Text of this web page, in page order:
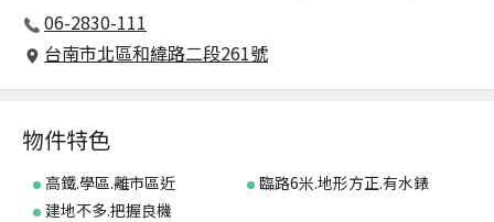
06-2830-111
台南市北區和緯路二段261號
物件特色
高鐵.學區.離市區近
臨路6米.地形方正.有水錶
建地不多.把握良機